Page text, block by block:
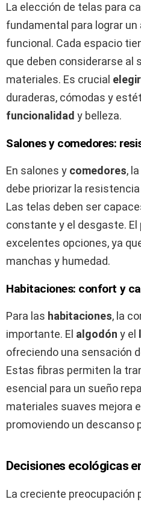
La elección de telas para
fundamental para lograr
funcional. Cada espacio
que deben considerarse al
materiales. Es crucial
duraderas, cómodas y
funcionalidad y belleza.
Salones y comedores:
En salones y comedores, la
debe priorizar la
Las telas deben ser
constante y el desgaste.
excelentes opciones, ya
manchas y humedad.
Habitaciones: confort y
Para las habitaciones, la
importante. El algodón y el
ofreciendo una sensación
Estas fibras permiten la
esencial para un sueño
materiales suaves mejora
promoviendo un descanso
Decisiones ecológicas
La creciente preocupación